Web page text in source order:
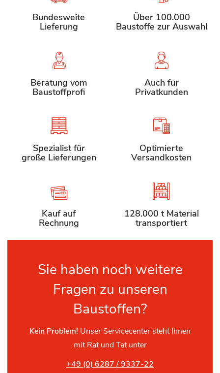
Bundesweite
Lieferung
Über 100.000
Baustoffe zur Auswahl
Beratung vom
Baustoffprofi
Auch für
Privatkunden
Spezialist für
große Lieferungen
Optimierte
Versandkosten
Kauf auf
Rechnung
128.000 t Material
transportiert
Sie haben noch weitere
Fragen zu unseren
Baustoffen?
Kein Problem! Unser Servicecenter steht Ihnen
mit Rat und Tat unter
+49 (0) 6287 / 9337-22